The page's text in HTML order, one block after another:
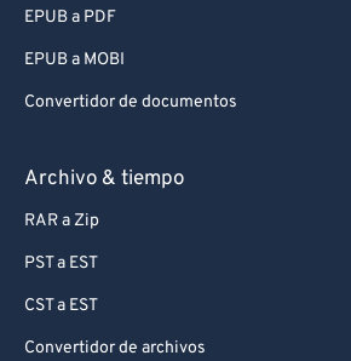
EPUB a PDF
EPUB a MOBI
Convertidor de documentos
Archivo & tiempo
RAR a Zip
PST a EST
CST a EST
Convertidor de archivos